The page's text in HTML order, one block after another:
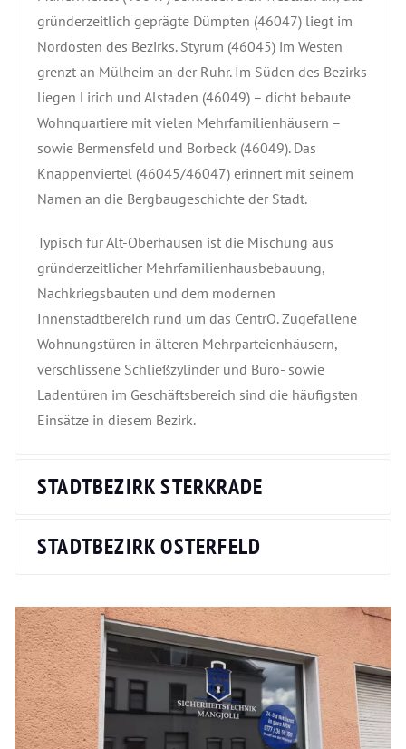
gründerzeitlich geprägte Dümpten (46047) liegt im
Nordosten des Bezirks. Styrum (46045) im Westen
grenzt an Mülheim an der Ruhr. Im Süden des Bezirks
liegen Lirich und Alstaden (46049) – dicht bebaute
Wohnquartiere mit vielen Mehrfamilienhäusern –
sowie Bermensfeld und Borbeck (46049). Das
Knappenviertel (46045/46047) erinnert mit seinem
Namen an die Bergbaugeschichte der Stadt.
Typisch für Alt-Oberhausen ist die Mischung aus
gründerzeitlicher Mehrfamilienhausbebauung,
Nachkriegsbauten und dem modernen
Innenstadtbereich rund um das CentrO. Zugefallene
Wohnungstüren in älteren Mehrparteienhäusern,
verschlissene Schließzylinder und Büro- sowie
Ladentüren im Geschäftsbereich sind die häufigsten
Einsätze in diesem Bezirk.
STADTBEZIRK STERKRADE
STADTBEZIRK OSTERFELD